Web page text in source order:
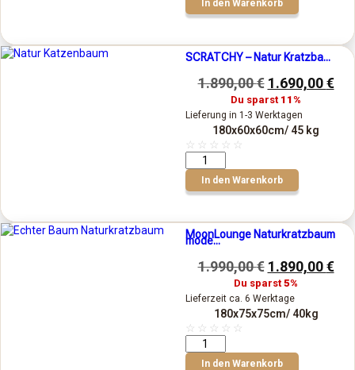
In den Warenkorb
SCRATCHY – Natur Kratzba...
1.890,00€ 1.690,00€
Du sparst 11%
Lieferung in 1-3 Werktagen
180x60x60cm/ 45 kg
☆ ☆ ☆ ☆ ☆
In den Warenkorb
MoonLounge Naturkratzbaum
mode...
1.990,00€ 1.890,00€
Du sparst 5%
Lieferzeit ca. 6 Werktage
180x75x75cm/ 40kg
☆ ☆ ☆ ☆ ☆
In den Warenkorb